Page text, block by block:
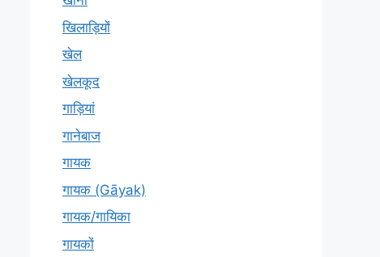
खिलाड़ियों
खेल
खेलकूद
गाड़ियां
गानेबाज
गायक
गायक (Gāyak)
गायक/गायिका
गायकों